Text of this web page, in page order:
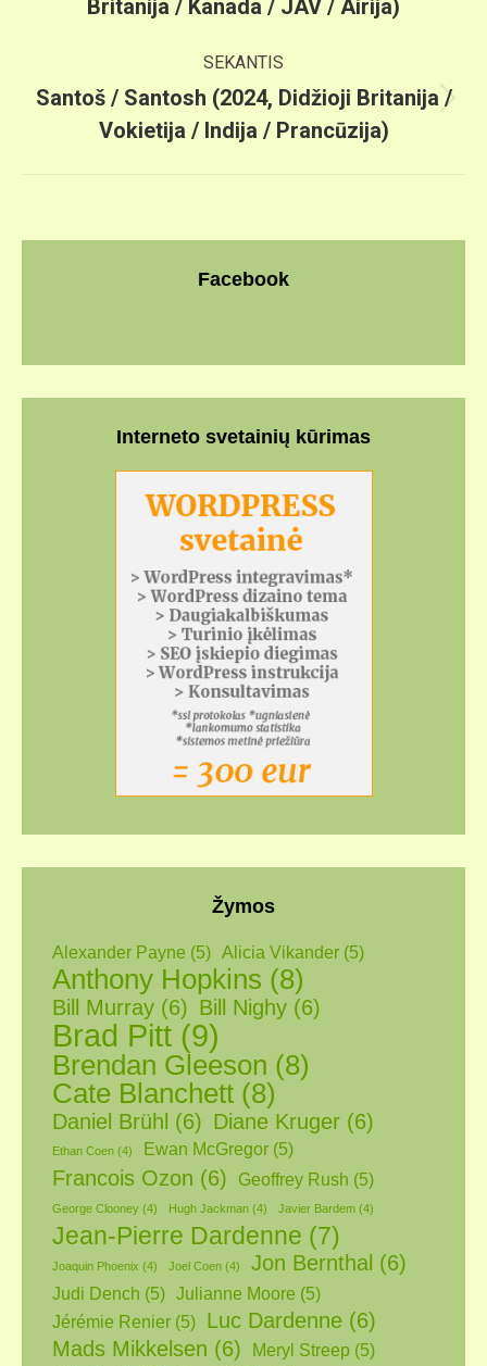
post:
Britanija / Kanada / JAV / Airija)
SEKANTIS
Next
post:
Santoš / Santosh (2024, Didžioji Britanija /
Vokietija / Indija / Prancūzija)
Facebook
Interneto svetainių kūrimas
Žymos
Alexander Payne (5) Alicia Vikander (5)
Anthony Hopkins (8)
Bill Murray (6) Bill Nighy (6)
Brad Pitt (9)
Brendan Gleeson (8)
Cate Blanchett (8)
Daniel Brühl (6) Diane Kruger (6)
Ethan Coen (4) Ewan McGregor (5)
Francois Ozon (6) Geoffrey Rush (5)
George Clooney (4) Hugh Jackman (4) Javier Bardem (4)
Jean-Pierre Dardenne (7)
Joaquin Phoenix (4) Joel Coen (4) Jon Bernthal (6)
Judi Dench (5) Julianne Moore (5)
Jérémie Renier (5) Luc Dardenne (6)
Mads Mikkelsen (6) Meryl Streep (5)